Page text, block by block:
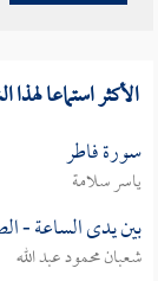
الأكثر استماعا لهذا
سورة فاطر
ياسر سلامة
بين يدى الساعة -
شعبان محمود عبد الله